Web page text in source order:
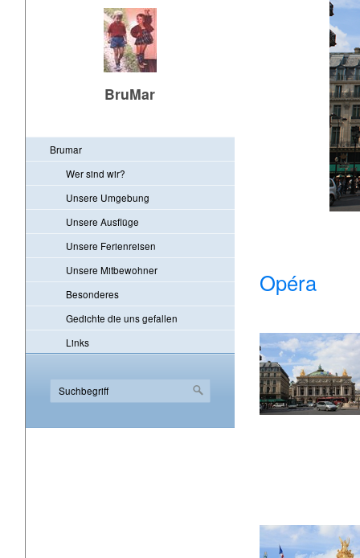
BruMar
Brumar
Wer sind wir?
Unsere Umgebung
Unsere Ausflüge
Unsere Ferienreisen
Unsere Mitbewohner
Besonderes
Gedichte die uns gefallen
Links
Opéra